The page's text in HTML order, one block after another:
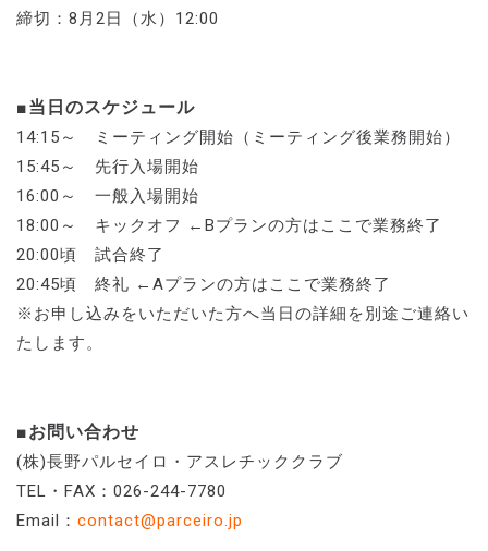
締切：8月2日（水）12:00
■当日のスケジュール
14:15～ ミーティング開始（ミーティング後業務開始）
15:45～ 先行入場開始
16:00～ 一般入場開始
18:00～ キックオフ ←Bプランの方はここで業務終了
20:00頃 試合終了
20:45頃 終礼 ←Aプランの方はここで業務終了
※お申し込みをいただいた方へ当日の詳細を別途ご連絡い
たします。
■お問い合わせ
(株)長野パルセイロ・アスレチッククラブ
TEL・FAX：026-244-7780
Email： contact@parceiro.jp